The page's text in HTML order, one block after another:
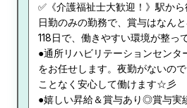
✅《介護福祉士大歓迎！》駅か
日勤のみの勤務で、賞与はなん
118日で、働きやすい環境が整っ
●通所リハビリテーションセンタ
をお任せします。夜勤がないの
ことなく安心して働けます☆彡
●嬉しい昇給＆賞与あり◎賞与実